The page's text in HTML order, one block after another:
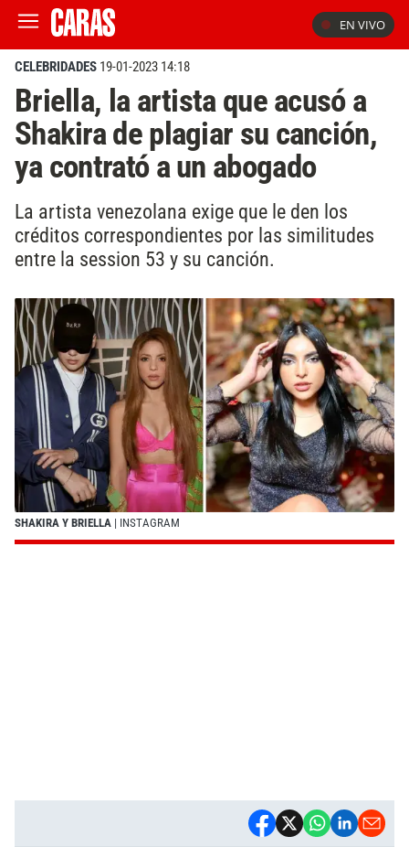
EN VIVO
CELEBRIDADES 19-01-2023 14:18
Briella, la artista que acusó a
Shakira de plagiar su canción,
ya contrató a un abogado
La artista venezolana exige que le den los
créditos correspondientes por las similitudes
entre la session 53 y su canción.
SHAKIRA Y BRIELLA | INSTAGRAM